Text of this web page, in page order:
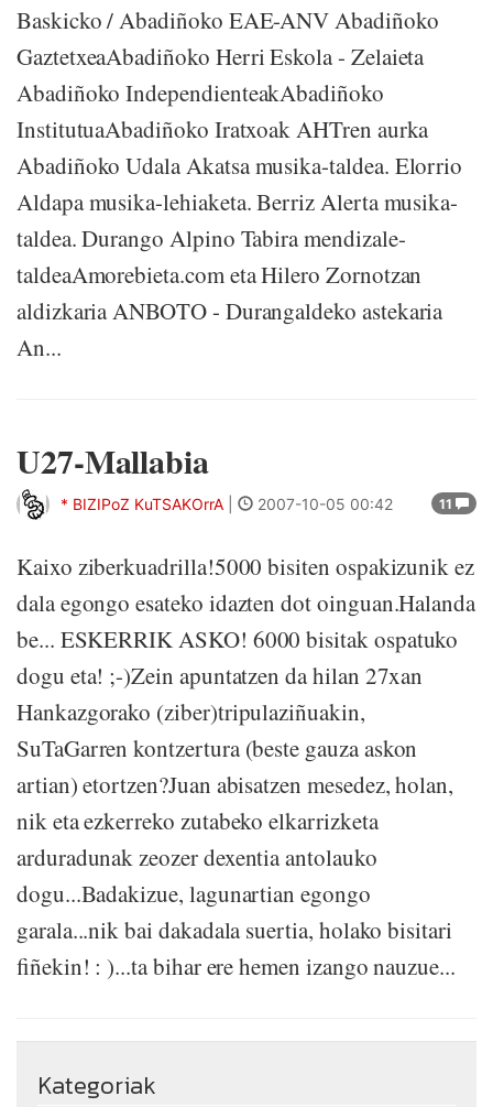
Baskicko / Abadiñoko EAE-ANV Abadiñoko
GaztetxeaAbadiñoko Herri Eskola - Zelaieta
Abadiñoko IndependienteakAbadiñoko
InstitutuaAbadiñoko Iratxoak AHTren aurka
Abadiñoko Udala Akatsa musika-taldea. Elorrio
Aldapa musika-lehiaketa. Berriz Alerta musika-
taldea. Durango Alpino Tabira mendizale-
taldeaAmorebieta.com eta Hilero Zornotzan
aldizkaria ANBOTO - Durangaldeko astekaria
An...
U27-Mallabia
11
* BIZIPoZ KuTSAKOrrA 2007-10-05 00:42
Kaixo ziberkuadrilla!5000 bisiten ospakizunik ez
dala egongo esateko idazten dot oinguan.Halanda
be... ESKERRIK ASKO! 6000 bisitak ospatuko
dogu eta! ;-)Zein apuntatzen da hilan 27xan
Hankazgorako (ziber)tripulaziñuakin,
SuTaGarren kontzertura (beste gauza askon
artian) etortzen?Juan abisatzen mesedez, holan,
nik eta ezkerreko zutabeko elkarrizketa
arduradunak zeozer dexentia antolauko
dogu...Badakizue, lagunartian egongo
garala...nik bai dakadala suertia, holako bisitari
fiñekin! : )...ta bihar ere hemen izango nauzue...
Kategoriak